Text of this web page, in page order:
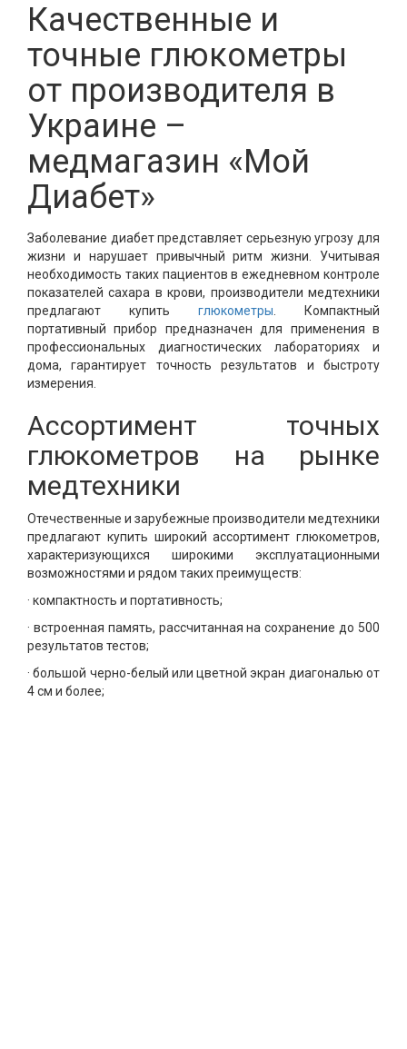
Качественные и
точные глюкометры
от производителя в
Украине –
медмагазин «Мой
Диабет»
Заболевание диабет представляет серьезную угрозу для
жизни и нарушает привычный ритм жизни. Учитывая
необходимость таких пациентов в ежедневном контроле
показателей сахара в крови, производители медтехники
предлагают купить глюкометры . Компактный
портативный прибор предназначен для применения в
профессиональных диагностических лабораториях и
дома, гарантирует точность результатов и быстроту
измерения.
Ассортимент точных
глюкометров на рынке
медтехники
Отечественные и зарубежные производители медтехники
предлагают купить широкий ассортимент глюкометров,
характеризующихся широкими эксплуатационными
возможностями и рядом таких преимуществ:
· компактность и портативность;
· встроенная память, рассчитанная на сохранение до 500
результатов тестов;
· большой черно-белый или цветной экран диагональю от
4 см и более;